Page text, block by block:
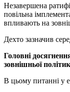
Незавершена
повільна
впливають на
Дехто зазначив
Головні
зовнішньої
В цьому питанні у